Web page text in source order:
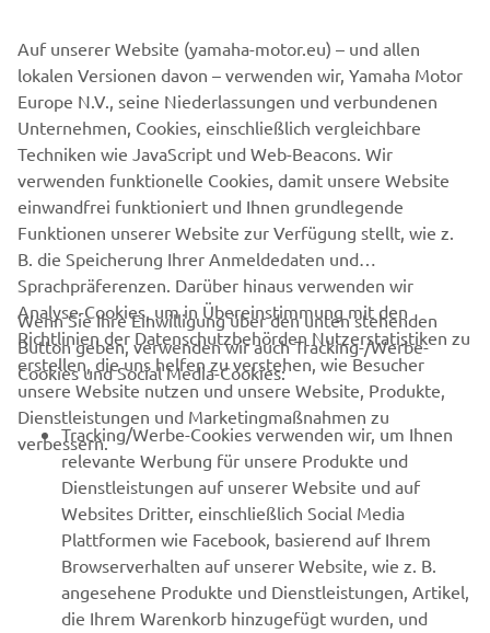
ENTDECKE UNSERE PREMIUM
AUSSENBORDMOTOREN
UNTERNEHMEN
B2B
MEHR YAMAHA
SUPPORT
NEWSLETTER
Auf unserer Website (yamaha-motor.eu) – und allen
lokalen Versionen davon – verwenden wir, Yamaha Motor
Europe N.V., seine Niederlassungen und verbundenen
Unternehmen, Cookies, einschließlich vergleichbare
Techniken wie JavaScript und Web-Beacons. Wir
verwenden funktionelle Cookies, damit unsere Website
einwandfrei funktioniert und Ihnen grundlegende
Funktionen unserer Website zur Verfügung stellt, wie z.
B. die Speicherung Ihrer Anmeldedaten und
Sprachpräferenzen. Darüber hinaus verwenden wir
Analyse-Cookies, um in Übereinstimmung mit den
Richtlinien der Datenschutzbehörden Nutzerstatistiken zu
erstellen, die uns helfen zu verstehen, wie Besucher
unsere Website nutzen und unsere Website, Produkte,
Dienstleistungen und Marketingmaßnahmen zu
verbessern.
Wenn Sie Ihre Einwilligung über den unten stehenden
Button geben, verwenden wir auch Tracking-/Werbe-
Cookies und Social Media-Cookies:
Tracking/Werbe-Cookies verwenden wir, um Ihnen
relevante Werbung für unsere Produkte und
Dienstleistungen auf unserer Website und auf
Websites Dritter, einschließlich Social Media
Plattformen wie Facebook, basierend auf Ihrem
Browserverhalten auf unserer Website, wie z. B.
angesehene Produkte und Dienstleistungen, Artikel,
die Ihrem Warenkorb hinzugefügt wurden, und